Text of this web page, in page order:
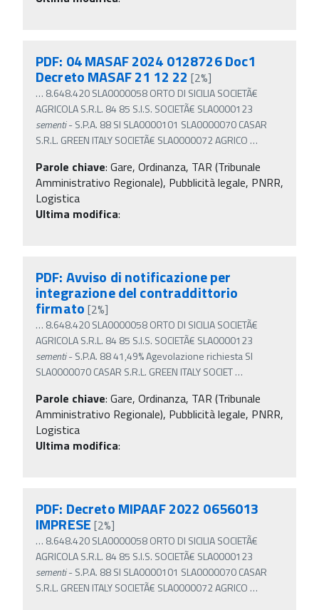
PDF: 04 MASAF 2024 0128726 Doc1
Decreto MASAF 21 12 22 [2%]
… 8.648.420 SLA0000058 ORTO DI SICILIA SOCIETÃ€
AGRICOLA S.R.L. 84 85 S.I.S. SOCIETÃ€ SLA0000123
sementi- S.P.A. 88 SI SLA0000101 SLA0000070 CASAR
S.R.L. GREEN ITALY SOCIETÃ€ SLA0000072 AGRICO …
Parole chiave: Gare, Ordinanza, TAR (Tribunale
Amministrativo Regionale), Pubblicità legale, PNRR,
Logistica
Ultima modifica:
PDF: Avviso di notificazione per
integrazione del contraddittorio
firmato [2%]
… 8.648.420 SLA0000058 ORTO DI SICILIA SOCIETÃ€
AGRICOLA S.R.L. 84 85 S.I.S. SOCIETÃ€ SLA0000123
sementi- S.P.A. 88 41,49% Agevolazione richiesta SI
SLA0000070 CASAR S.R.L. GREEN ITALY SOCIET…
Parole chiave: Gare, Ordinanza, TAR (Tribunale
Amministrativo Regionale), Pubblicità legale, PNRR,
Logistica
Ultima modifica:
PDF: Decreto MIPAAF 2022 0656013
IMPRESE [2%]
… 8.648.420 SLA0000058 ORTO DI SICILIA SOCIETÃ€
AGRICOLA S.R.L. 84 85 S.I.S. SOCIETÃ€ SLA0000123
sementi- S.P.A. 88 SI SLA0000101 SLA0000070 CASAR
S.R.L. GREEN ITALY SOCIETÃ€ SLA0000072 AGRICO …